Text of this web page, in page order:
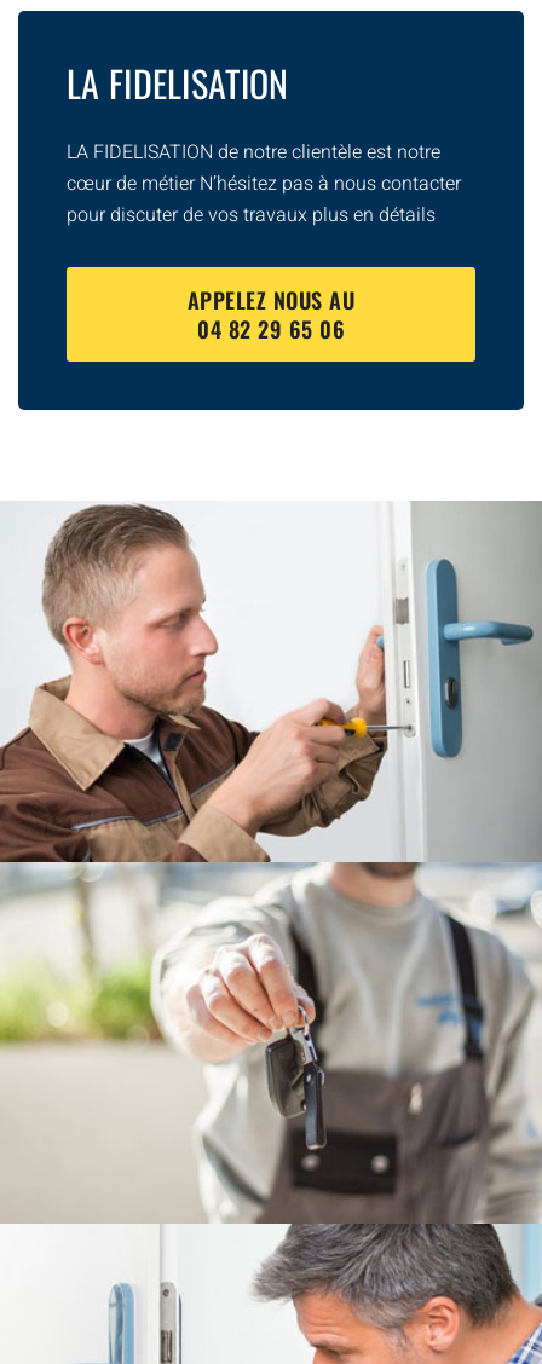
LA FIDELISATION
LA FIDELISATION de notre clientèle est notre
cœur de métier N’hésitez pas à nous contacter
pour discuter de vos travaux plus en détails
APPELEZ NOUS AU
04 82 29 65 06